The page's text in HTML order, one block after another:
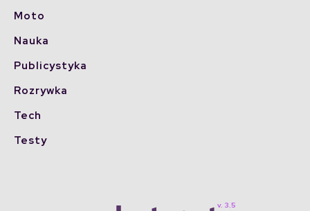
Moto
Nauka
Publicystyka
Rozrywka
Tech
Testy